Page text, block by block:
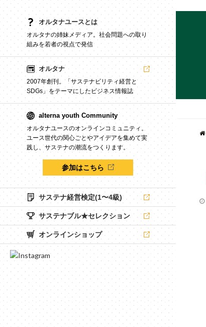
オルタナユースとは
オルタナの姉妹メディア。社会問題への取り
組みを若者の視点で発信
オルタナ
2007年創刊。「サステナビリティ経営と
SDGs」をテーマにしたビジネス情報誌
alterna youth Community
オルタナユースのオンラインコミュニティ。
ユース世代の関心ごとやアイデアを集めて実
践し、サステナの潮流をつくります。
参加はこちら
サステナ経営検定(1〜4級)
サステナブル★セレクション
オンラインショップ